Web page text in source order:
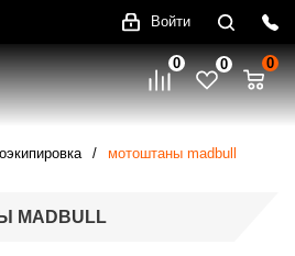
Войти
0 0 0
мотоштаны madbull
MADBULL